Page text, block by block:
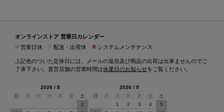
オンラインストア 営業日カレンダー
営業日休 配送・出荷休 ■ システムメンテナンス
上記色のついた定休日には、メールの返信及び商品の出荷は出来ませんのでご
了承下さい。直営店舗の営業時間は休業日のお知らせをご覧ください。
2026 / 8
日
月 火 水 木 金
土
1
2026 / 9
日
月 火 水 木 金
土
1
2 3 4
5